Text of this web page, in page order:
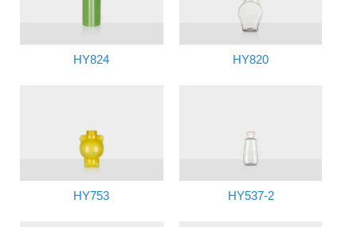
HY824 HY820
HY753 HY537-2